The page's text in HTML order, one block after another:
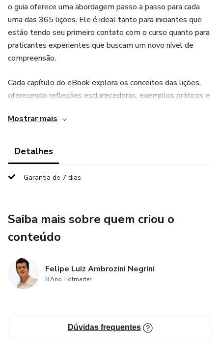
o guia oferece uma abordagem passo a passo para cada
uma das 365 lições. Ele é ideal tanto para iniciantes que
estão tendo seu primeiro contato com o curso quanto para
praticantes experientes que buscam um novo nível de
compreensão.
Cada capítulo do eBook explora os conceitos das lições,
oferecendo reflexões esclarecedoras, exemplos práticos e
Com uma linguagem clara e acessível, o guia ajuda os
texto original, permitindo que eles vivenciem plenamente
que o curso proporciona.
sua mente para a verdade e despertar para o propósito
maior de sua existência.
Mostrar mais
Detalhes
Garantia de 7 dias
Saiba mais sobre quem criou o
conteúdo
Felipe Luiz Ambrozini Negrini
8 Ano Hotmarter
Dúvidas frequentes